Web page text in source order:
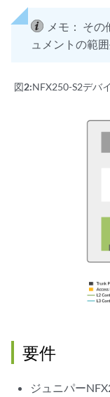
メモ： その
ュメントの範囲
図2:NFX250-S2デバ
要件
ジュニパー